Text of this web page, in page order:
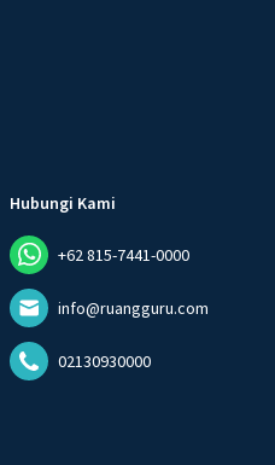
Hubungi Kami
+62 815-7441-0000
info@ruangguru.com
02130930000